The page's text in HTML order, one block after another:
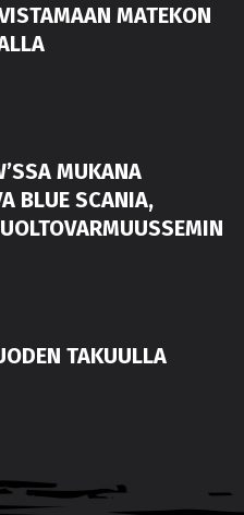
MATEKON
MUKANA
BLUE SCANIA,
TAKUULLA